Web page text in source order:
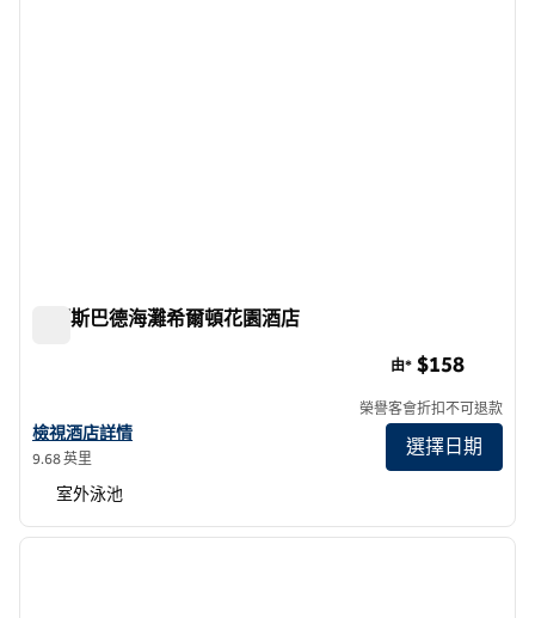
卡爾斯巴德海灘希爾頓花園酒店
查看卡爾斯巴德海灘希爾頓花園酒店詳情
檢視酒店詳情
9.68 英里
由* $158
榮譽客會折扣不可退款
選擇日期
室外泳池
第 1 頁，共 12 頁
下一